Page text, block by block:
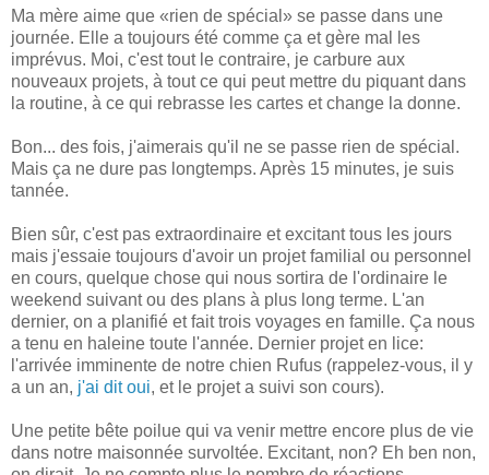
Ma mère aime que «rien de spécial» se passe dans une
journée. Elle a toujours été comme ça et gère mal les
imprévus. Moi, c'est tout le contraire, je carbure aux
nouveaux projets, à tout ce qui peut mettre du piquant dans
la routine, à ce qui rebrasse les cartes et change la donne.
Bon... des fois, j'aimerais qu'il ne se passe rien de spécial.
Mais ça ne dure pas longtemps. Après 15 minutes, je suis
tannée.
Bien sûr, c'est pas extraordinaire et excitant tous les jours
mais j'essaie toujours d'avoir un projet familial ou personnel
en cours, quelque chose qui nous sortira de l'ordinaire le
weekend suivant ou des plans à plus long terme. L'an
dernier, on a planifié et fait trois voyages en famille. Ça nous
a tenu en haleine toute l'année. Dernier projet en lice:
l'arrivée imminente de notre chien Rufus (rappelez-vous, il y
a un an, j'ai dit oui, et le projet a suivi son cours).
Une petite bête poilue qui va venir mettre encore plus de vie
dans notre maisonnée survoltée. Excitant, non? Eh ben non,